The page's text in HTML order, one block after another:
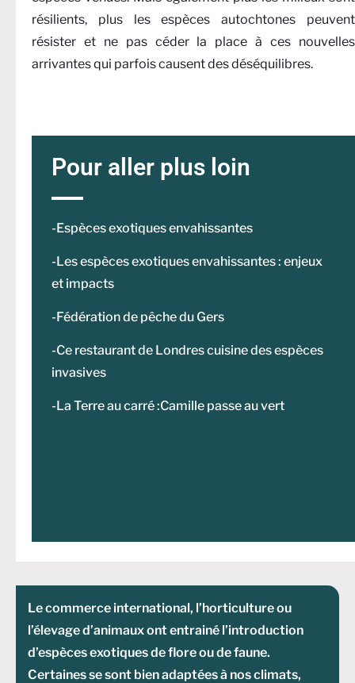
résilients, plus les espèces autochtones peuvent
résister et ne pas céder la place à ces nouvelles
arrivantes qui parfois causent des déséquilibres.
Pour aller plus loin
-Espèces exotiques envahissantes
-Les espèces exotiques envahissantes : enjeux
et impacts
-Fédération de pêche du Gers
-Ce restaurant de Londres cuisine des espèces
invasives
-La Terre au carré :Camille passe au vert
Le commerce international, l’horticulture ou
l’élevage d’animaux ont entrainé l’introduction
d’espèces exotiques de flore ou de faune.
Certaines se sont bien adaptées à nos climats,